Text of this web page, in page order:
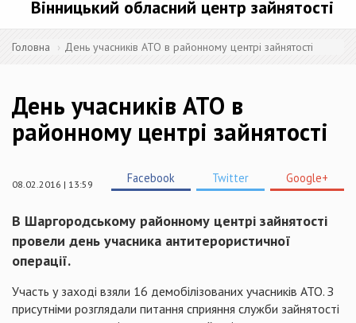
Вінницький обласний центр зайнятості
Головна День учасників АТО в районному центрі зайнятості
День учасників АТО в
районному центрі зайнятості
08.02.2016 | 13:59 Facebook Twitter Google+
В Шаргородському районному центрі зайнятості
провели день учасника антитерористичної
операції.
Участь у заході взяли 16 демобілізованих учасників АТО. З
присутніми розглядали питання сприяння служби зайнятості